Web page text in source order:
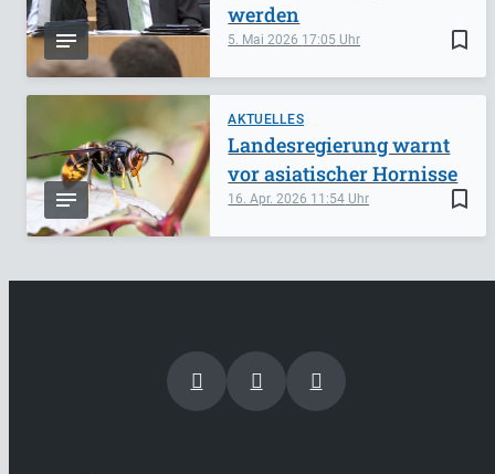
bookmark_border
5. Mai 2026 17:05
werden
AKTUELLES
bookmark_border
16. Apr. 2026 11:54
Landesregierung warnt
vor asiatischer Hornisse